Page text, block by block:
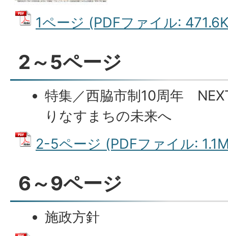
1ページ (PDFファイル:
2～5ページ
特集／西脇市制10周年
りなすまちの未来へ
2-5ページ (PDFファイル:
6～9ページ
施政方針